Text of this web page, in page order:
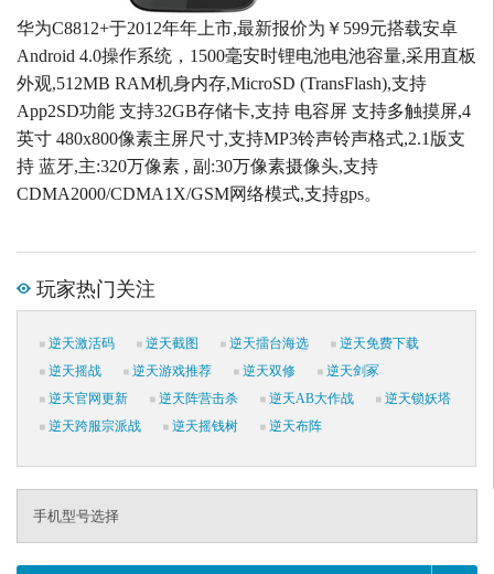
华为C8812+于2012年年上市,最新报价为￥599元搭载安卓
Android 4.0操作系统，1500毫安时锂电池电池容量,采用直板
外观,512MB RAM机身内存,MicroSD (TransFlash),支持
App2SD功能 支持32GB存储卡,支持 电容屏 支持多触摸屏,4
英寸 480x800像素主屏尺寸,支持MP3铃声铃声格式,2.1版支
持 蓝牙,主:320万像素 , 副:30万像素摄像头,支持
CDMA2000/CDMA1X/GSM网络模式,支持gps。
玩家热门关注
逆天激活码 逆天截图 逆天擂台海选
逆天免费下载
逆天摇战
逆天游戏推荐 逆天双修
逆天剑冢
逆天官网更新
逆天阵营击杀 逆天AB大作战
逆天锁妖塔
逆天跨服宗派战
逆天摇钱树 逆天布阵
手机型号选择